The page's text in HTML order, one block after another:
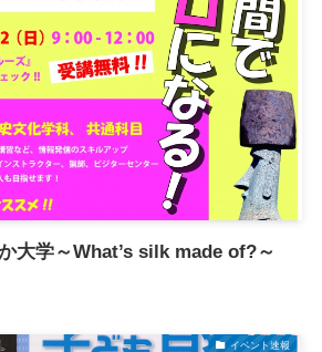
大学～What’s silk made of?～
イベント速報